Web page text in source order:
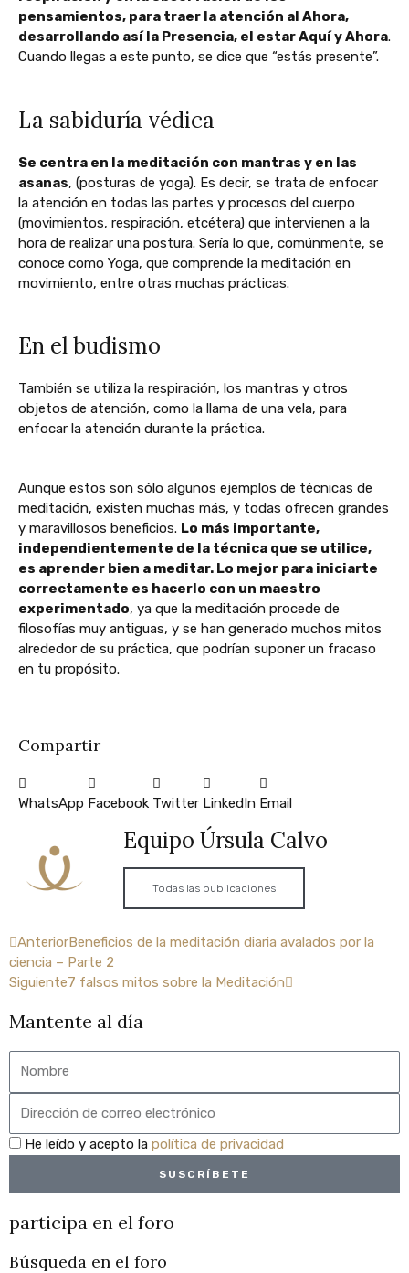
pensamientos, para traer la atención al Ahora,
desarrollando así la Presencia, el estar Aquí y Ahora.
Cuando llegas a este punto, se dice que “estás presente”.
La sabiduría védica
Se centra en la meditación con mantras y en las
asanas, (posturas de yoga). Es decir, se trata de enfocar
la atención en todas las partes y procesos del cuerpo
(movimientos, respiración, etcétera) que intervienen a la
hora de realizar una postura. Sería lo que, comúnmente, se
conoce como Yoga, que comprende la meditación en
movimiento, entre otras muchas prácticas.
En el budismo
También se utiliza la respiración, los mantras y otros
objetos de atención, como la llama de una vela, para
enfocar la atención durante la práctica.
Aunque estos son sólo algunos ejemplos de técnicas de
meditación, existen muchas más, y todas ofrecen grandes
y maravillosos beneficios. Lo más importante,
independientemente de la técnica que se utilice,
es aprender bien a meditar. Lo mejor para iniciarte
correctamente es hacerlo con un maestro
experimentado, ya que la meditación procede de
filosofías muy antiguas, y se han generado muchos mitos
alrededor de su práctica, que podrían suponer un fracaso
en tu propósito.
Compartir
WhatsApp Facebook Twitter LinkedIn Email
Equipo Úrsula Calvo
Todas las publicaciones
Ant
AnteriorBeneficios de la meditación diaria avalados por la
ciencia – Parte 2
Siguiente7 falsos mitos sobre la Meditación
Siguiente
Mantente al día
privacidad
He leído y acepto la política de privacidad
SUSCRÍBETE
participa en el foro
Búsqueda en el foro